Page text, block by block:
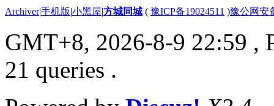
Archiver|手机版|小黑屋|方城同城 ( 豫ICP备19024511 )豫公网安
GMT+8, 2026-8-9 22:59 ,
21 queries .